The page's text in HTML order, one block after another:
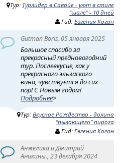
Тур: Турлидер в Савойе - уют в стиле
"шале" - 10 дней
Гид:Евгения Коган
Gutman Boris, 05 января 2025
Большое спасибо за
прекрасный предновогодний
тур. Послевкусие, как у
прекрасного эльзаского
вина, чувствуется до сих
пор! С Новым годом!
Подробнее>
Тур:Вкусное Рождество - долина
"пылающего" пирога
Гид:Евгения Коган
Анжелика и Дмитрий
Аникины., 23 декабря 2024